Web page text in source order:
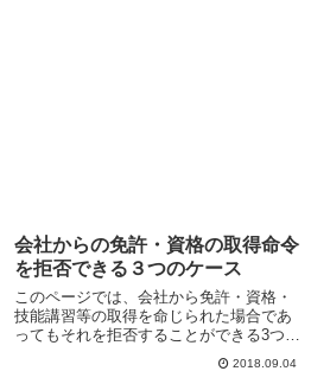
会社からの免許・資格の取得命令
を拒否できる３つのケース
このページでは、会社から免許・資格・
技能講習等の取得を命じられた場合であ
ってもそれを拒否することができる3つの
ケースとその拒否する際の具体的な方法
などについて解説しています。
2018.09.04